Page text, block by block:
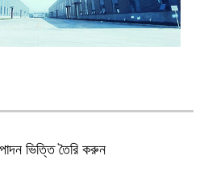
ভিত্তি তৈরি করুন